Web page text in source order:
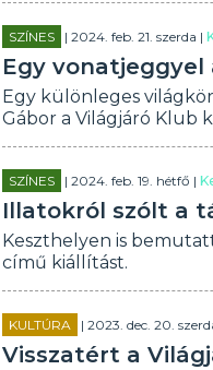
SZÍNES | 2024. feb. 21. szerda |
Egy vonatjeggyel
Egy különleges
Gábor a Világjáró Klub
SZÍNES | 2024. feb. 19. hétfő |
Illatokról szólt a
Keszthelyen is
című kiállítást.
KULTÚRA | 2023. dec. 20.
Visszatért a